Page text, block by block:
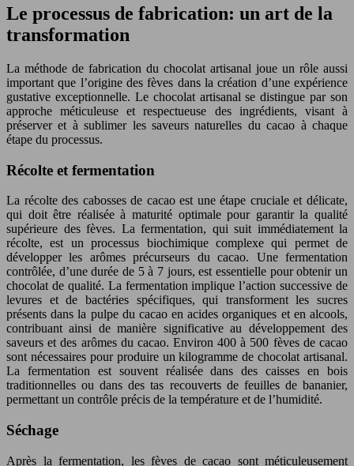
Le processus de fabrication: un art de la
transformation
La méthode de fabrication du chocolat artisanal joue un rôle aussi
important que l’origine des fèves dans la création d’une expérience
gustative exceptionnelle. Le chocolat artisanal se distingue par son
approche méticuleuse et respectueuse des ingrédients, visant à
préserver et à sublimer les saveurs naturelles du cacao à chaque
étape du processus.
Récolte et fermentation
La récolte des cabosses de cacao est une étape cruciale et délicate,
qui doit être réalisée à maturité optimale pour garantir la qualité
supérieure des fèves. La fermentation, qui suit immédiatement la
récolte, est un processus biochimique complexe qui permet de
développer les arômes précurseurs du cacao. Une fermentation
contrôlée, d’une durée de 5 à 7 jours, est essentielle pour obtenir un
chocolat de qualité. La fermentation implique l’action successive de
levures et de bactéries spécifiques, qui transforment les sucres
présents dans la pulpe du cacao en acides organiques et en alcools,
contribuant ainsi de manière significative au développement des
saveurs et des arômes du cacao. Environ 400 à 500 fèves de cacao
sont nécessaires pour produire un kilogramme de chocolat artisanal.
La fermentation est souvent réalisée dans des caisses en bois
traditionnelles ou dans des tas recouverts de feuilles de bananier,
permettant un contrôle précis de la température et de l’humidité.
Séchage
Après la fermentation, les fèves de cacao sont méticuleusement